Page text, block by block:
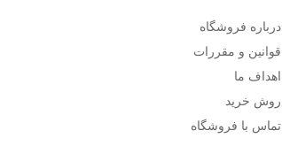
درباره فروشگاه
قوانین و مقررات
اهداف ما
روش خرید
تماس با فروشگاه